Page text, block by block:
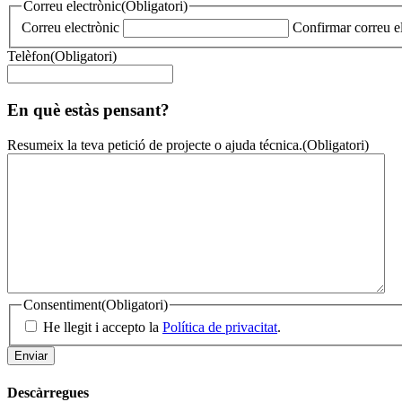
Correu electrònic(Obligatori)
Correu electrònic
Confirmar correu
Telèfon(Obligatori)
En què estàs pensant?
Resumeix la teva petició de projecte o ajuda técnica.(Obligatori)
Consentiment(Obligatori)
He llegit i accepto la Política de privacitat.
Descàrregues